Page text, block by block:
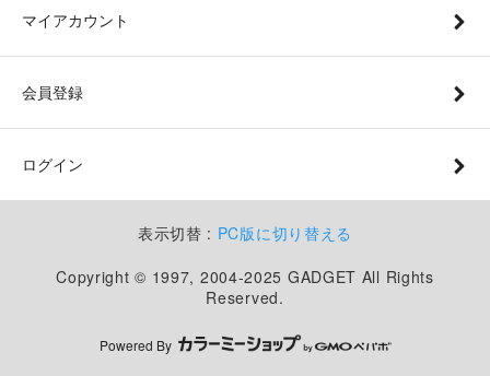
マイアカウント
会員登録
ログイン
表示切替 : PC版に切り替える
Copyright © 1997, 2004-2025 GADGET All Rights
Reserved.
Powered By